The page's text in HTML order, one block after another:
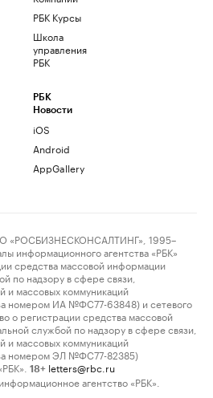
РБК Курсы
Школа
управления
РБК
РБК
Новости
iOS
Android
AppGallery
1995–
информационного агентства «РБК»
средства массовой информации
по надзору в сфере связи,
и массовых коммуникаций
номером ИА №ФС77-63848) и сетевого
о регистрации средства массовой
службой по надзору в сфере связи,
и массовых коммуникаций
номером ЭЛ №ФС77-82385)
18+ letters@rbc.ru
агентство «РБК».